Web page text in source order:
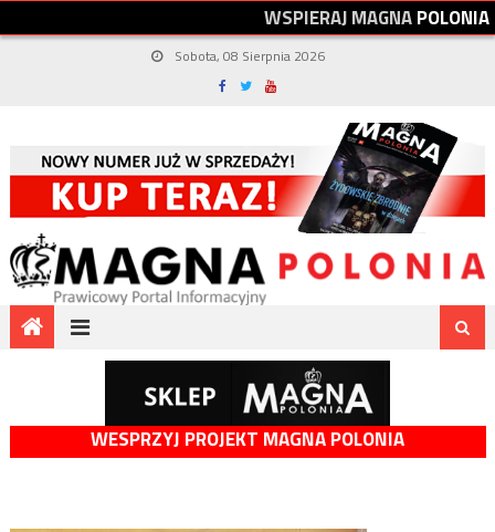
WSPIERAJMAGNAPOLONIA
Sobota, 08 Sierpnia 2026
WESPRZYJ PROJEKT MAGNA POLONIA